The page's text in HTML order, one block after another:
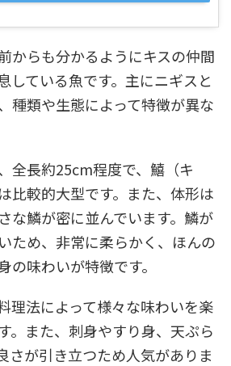
からも分かるようにキスの仲間
している魚です。主にニギスと
種類や生態によって特徴が異な
全長約25cm程度で、鱚（キ
比較的大型です。また、体形は
な鱗が密に並んでいます。鱗が
ため、非常に柔らかく、ほんの
の味わいが特徴です。
理法によって様々な味わいを楽
。また、刺身やすり身、天ぷら
さが引き立つため人気がありま